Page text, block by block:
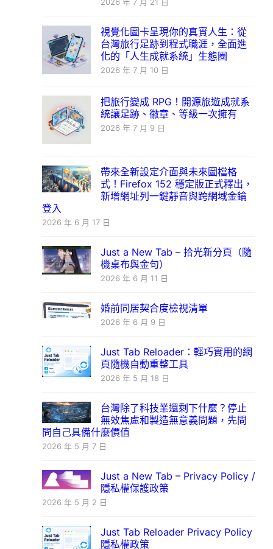
2026 年 7 月 21 日
視覺化圖卡呈現你的真實人生：從
台灣旅行足跡到程式職涯，全面進
化的「人生成就系統」生態圈
2026 年 7 月 10 日
把旅行變成 RPG！開源旅遊成就系
統讓足跡、徽章、等級一次擁有
2026 年 7 月 9 日
帶來全新設定介面與未來圖檔格
式！Firefox 152 穩定版正式釋出，
新增網址列一鍵靜音與跨網域金鑰
登入
2026 年 6 月 17 日
Just a New Tab – 拾光新分頁（隨
機桌布與金句）
2026 年 6 月 11 日
婚前同居契合度檢視清單
2026 年 6 月 9 日
Just Tab Reloader：輕巧實用的網
頁隨機自動重整工具
2026 年 5 月 18 日
台灣除了科技業還剩下什麼？停止
無效焦慮和製造無意義問題，先問
問自己具備什麼價值
2026 年 5 月 7 日
Just a New Tab – Privacy Policy /
隱私權保護政策
2026 年 5 月 2 日
Just Tab Reloader Privacy Policy
隱私權政策